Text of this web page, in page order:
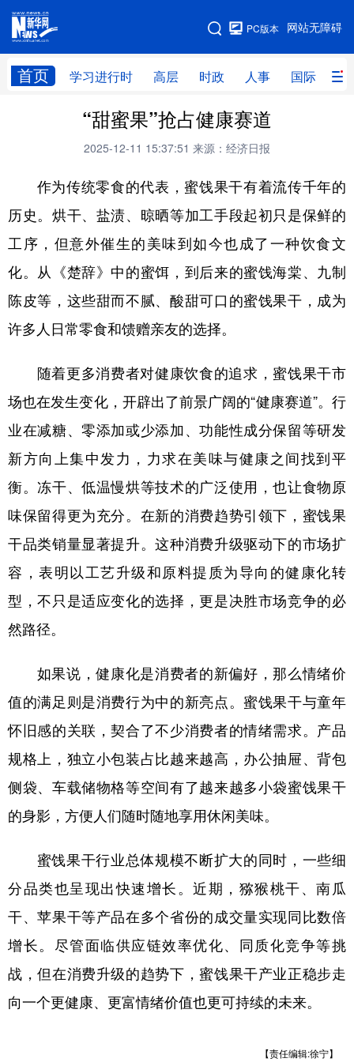
网站无障碍
PC版本
首页 学习进行时 高层 时政 人事 国际 财
网站地图
高层 时政
财经 网评
台湾 思客智库 全球连线 教育
科技 科创 量子 体育
文化 书画 健康 军事
学术中国 乡村振兴 银龄 溯源中国
彩票 时尚 悦读
公益 一带一路 亚太网 上市公司
文化产业
地方频道
北京 天津 河北 山西
浙江 安徽 福建 江西
山东 河南 湖北 湖南
陕西 甘肃 青海
English Español Français عربى
Русский язык 日本語 한국어
Deutsch Português
“甜蜜果”抢占健康赛道
2025-12-11 15:37:51 来源：经济日报
作为传统零食的代表，蜜饯果干有着流传千年的
历史。烘干、盐渍、晾晒等加工手段起初只是保鲜的
工序，但意外催生的美味到如今也成了一种饮食文
化。从《楚辞》中的蜜饵，到后来的蜜饯海棠、九制
陈皮等，这些甜而不腻、酸甜可口的蜜饯果干，成为
许多人日常零食和馈赠亲友的选择。
随着更多消费者对健康饮食的追求，蜜饯果干市
场也在发生变化，开辟出了前景广阔的“健康赛道”。行
业在减糖、零添加或少添加、功能性成分保留等研发
新方向上集中发力，力求在美味与健康之间找到平
衡。冻干、低温慢烘等技术的广泛使用，也让食物原
味保留得更为充分。在新的消费趋势引领下，蜜饯果
干品类销量显著提升。这种消费升级驱动下的市场扩
容，表明以工艺升级和原料提质为导向的健康化转
型，不只是适应变化的选择，更是决胜市场竞争的必
然路径。
如果说，健康化是消费者的新偏好，那么情绪价
值的满足则是消费行为中的新亮点。蜜饯果干与童年
怀旧感的关联，契合了不少消费者的情绪需求。产品
规格上，独立小包装占比越来越高，办公抽屉、背包
侧袋、车载储物格等空间有了越来越多小袋蜜饯果干
的身影，方便人们随时随地享用休闲美味。
蜜饯果干行业总体规模不断扩大的同时，一些细
分品类也呈现出快速增长。近期，猕猴桃干、南瓜
干、苹果干等产品在多个省份的成交量实现同比数倍
增长。尽管面临供应链效率优化、同质化竞争等挑
战，但在消费升级的趋势下，蜜饯果干产业正稳步走
向一个更健康、更富情绪价值也更可持续的未来。
【责任编辑:徐宁】